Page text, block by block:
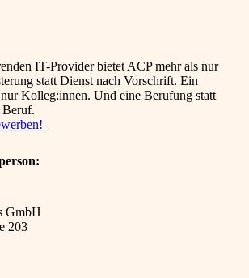
IT-Provider bietet ACP mehr als nur
statt Dienst nach Vorschrift. Ein
nur Kolleg:innen. Und eine Berufung statt
Beruf.
GmbH
203